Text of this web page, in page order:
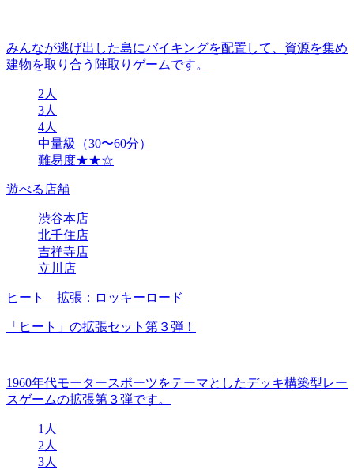
みんなが逃げ出した島にバイキングを配置して、資源を集め
建物を取り合う陣取りゲームです。
2人
3人
4人
中量級（30〜60分）
難易度★★☆
遊べる店舗
渋谷本店
北千住店
吉祥寺店
立川店
ヒート 拡張：ロッキーロード
「ヒート」の拡張セット第３弾！
1960年代モータースポーツをテーマとしたデッキ構築型レー
スゲームの拡張第３弾です。
1人
2人
3人